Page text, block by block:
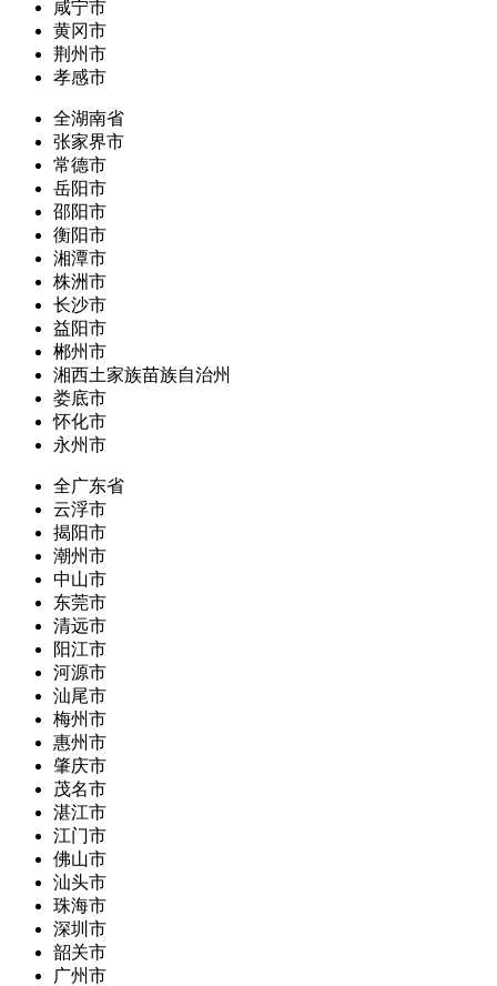
咸宁市
黄冈市
荆州市
孝感市
全湖南省
张家界市
常德市
岳阳市
邵阳市
衡阳市
湘潭市
株洲市
长沙市
益阳市
郴州市
湘西土家族苗族自治州
娄底市
怀化市
永州市
全广东省
云浮市
揭阳市
潮州市
中山市
东莞市
清远市
阳江市
河源市
汕尾市
梅州市
惠州市
肇庆市
茂名市
湛江市
江门市
佛山市
汕头市
珠海市
深圳市
韶关市
广州市